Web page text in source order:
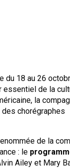
du 18 au 26
essentiel de la
la
chorégraphes
de la
: le
Ailey et Mary